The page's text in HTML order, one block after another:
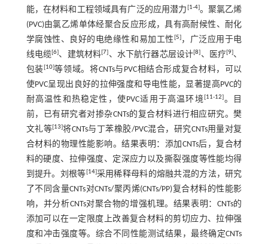
能，在材料和工程领域具有广泛的应用潜力 [1-4]。聚氯乙烯
(PVC)由氯乙烯单体经聚合反应形成，具有高耐候性、耐化
学腐蚀性、良好的电绝缘性和易加工性[5]，广泛应用于电
线电缆[6]、建筑材料[7] 、水下航行器芯层设计[8] 、医疗[9]、
包装[10]等领域。将CNTs与PVC相结合形成复合材料，可以
使PVC呈现出良好的拉伸强度和导电性能，显著提高PVC的
耐高温性和热稳定性，使PVC适用于高温环境[11-12]。目
前，已有研究者对掺杂CNTs的复合材料进行相应研究。樊
文礼等[13]将CNTs与丁苯橡胶/PVC混合，研究CNTs用量对复
合材料的物理性能影响。结果表明：添加CNTs后，复合材
料的硬度、拉伸强度、定深应力以及撕裂强度等性能均得
到提升。刘根等[14]采用稀释母料的熔融共混的方法，研究
了不同含量CNTs对CNTs/聚丙烯(CNTs/PP)复合材料的性能影
响，并分析CNTs对聚合物的增强机理。结果表明：CNTs的
添加可以在一定限度上改善复合材料的剪切应力、拉伸强
度和冲击强度等。综合不同性能测试结果，最终确定CNTs